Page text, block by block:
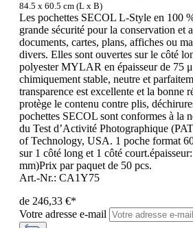
84.5 x 60.5 cm (L x B)
Les pochettes SECOL L-Style en 100
grande sécurité pour la conservation et
documents, cartes, plans, affiches ou
divers. Elles sont ouvertes sur le côté
polyester MYLAR en épaisseur de 75
chimiquement stable, neutre et
transparence est excellente et la bonne
protège le contenu contre plis,
pochettes SECOL sont conformes à la
du Test d’Activité Photographique
of Technology, USA. 1 poche format
sur 1 côté long et 1 côté
mm)Prix par paquet de 50 pcs.
Art.-Nr.: CA1Y75
de 246,33 €*
Votre adresse e-mail